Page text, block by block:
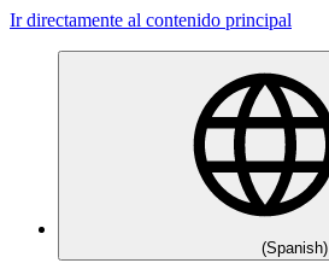
Ir directamente al contenido principal
(Spanish)